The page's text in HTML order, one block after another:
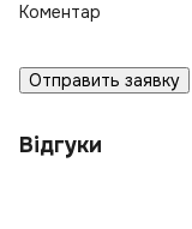
Коментар
Отправить заявку
Відгуки